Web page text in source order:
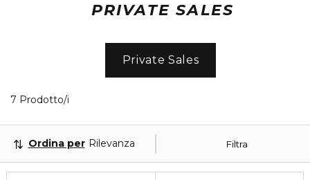
PRIVATE SALES
Private Sales
7 Prodotto/i
Filtra
Ordina per Rilevanza